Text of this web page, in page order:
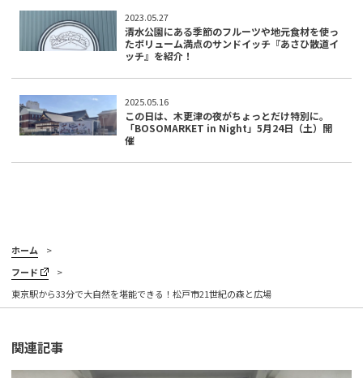
2023.05.27
清水公園にある季節のフルーツや地元食材を使っ
たボリューム満点のサンドイッチ『あさひ散道イ
ッチ』を紹介！
2025.05.16
この日は、木更津の夜がちょっとだけ特別に。
「BOSOMARKET in Night」5月24日（土）開
催
ホーム
フード
東京駅から33分で大自然を堪能できる！松戸市21世紀の森と広場
関連記事